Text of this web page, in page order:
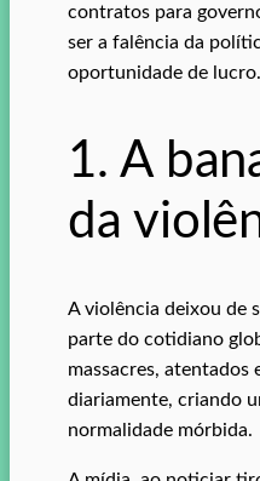
contratos para
ser a falência da
oportunidade de lucro.
1. A
da
A violência deixou de
parte do cotidiano
massacres, atentados
diariamente, criando
normalidade mórbida.